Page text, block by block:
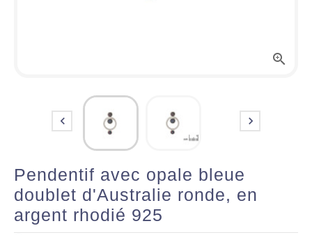

 
Pendentif avec opale bleue
doublet d'Australie ronde, en
argent rhodié 925